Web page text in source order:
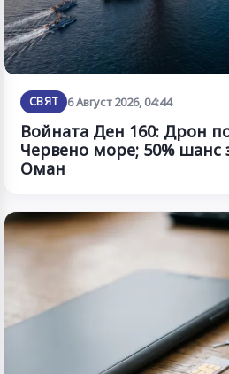
СВЯТ 6 Август 2026, 04:44
Войната Ден 160: Дрон
Червено море; 50% шанс
Оман